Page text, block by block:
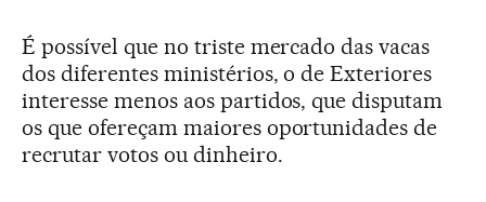
É possível que no triste mercado das vacas
dos diferentes ministérios, o de Exteriores
interesse menos aos partidos, que disputam
os que ofereçam maiores oportunidades de
recrutar votos ou dinheiro.